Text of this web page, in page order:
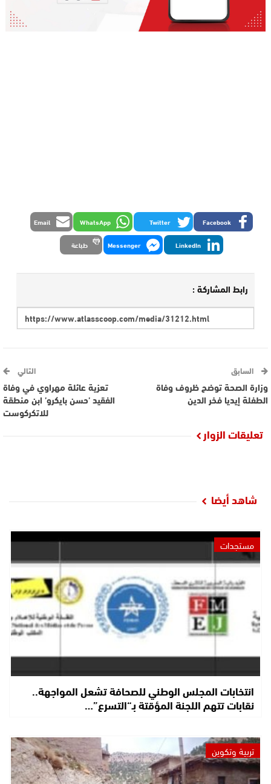
Facebook
Twitter
WhatsApp
Email
LinkedIn
Messenger طباعة
رابط المشاركة :
السابق
وزارة الصحة توضح ظروف وفاة
الطفلة إيديا فخر الدين
التالي
تعزية عائلة مهراوي في وفاة
الفقيد ’حسن بايكرو’ ابن منطقة
للاتكركوست
تعليقات الزوار
شاهد أيضا
مستجدات
انتخابات المجلس الوطني للصحافة تشعل المواجهة..
نقابات تتهم اللجنة المؤقتة بـ“التسرع”…
تربية وتكوين